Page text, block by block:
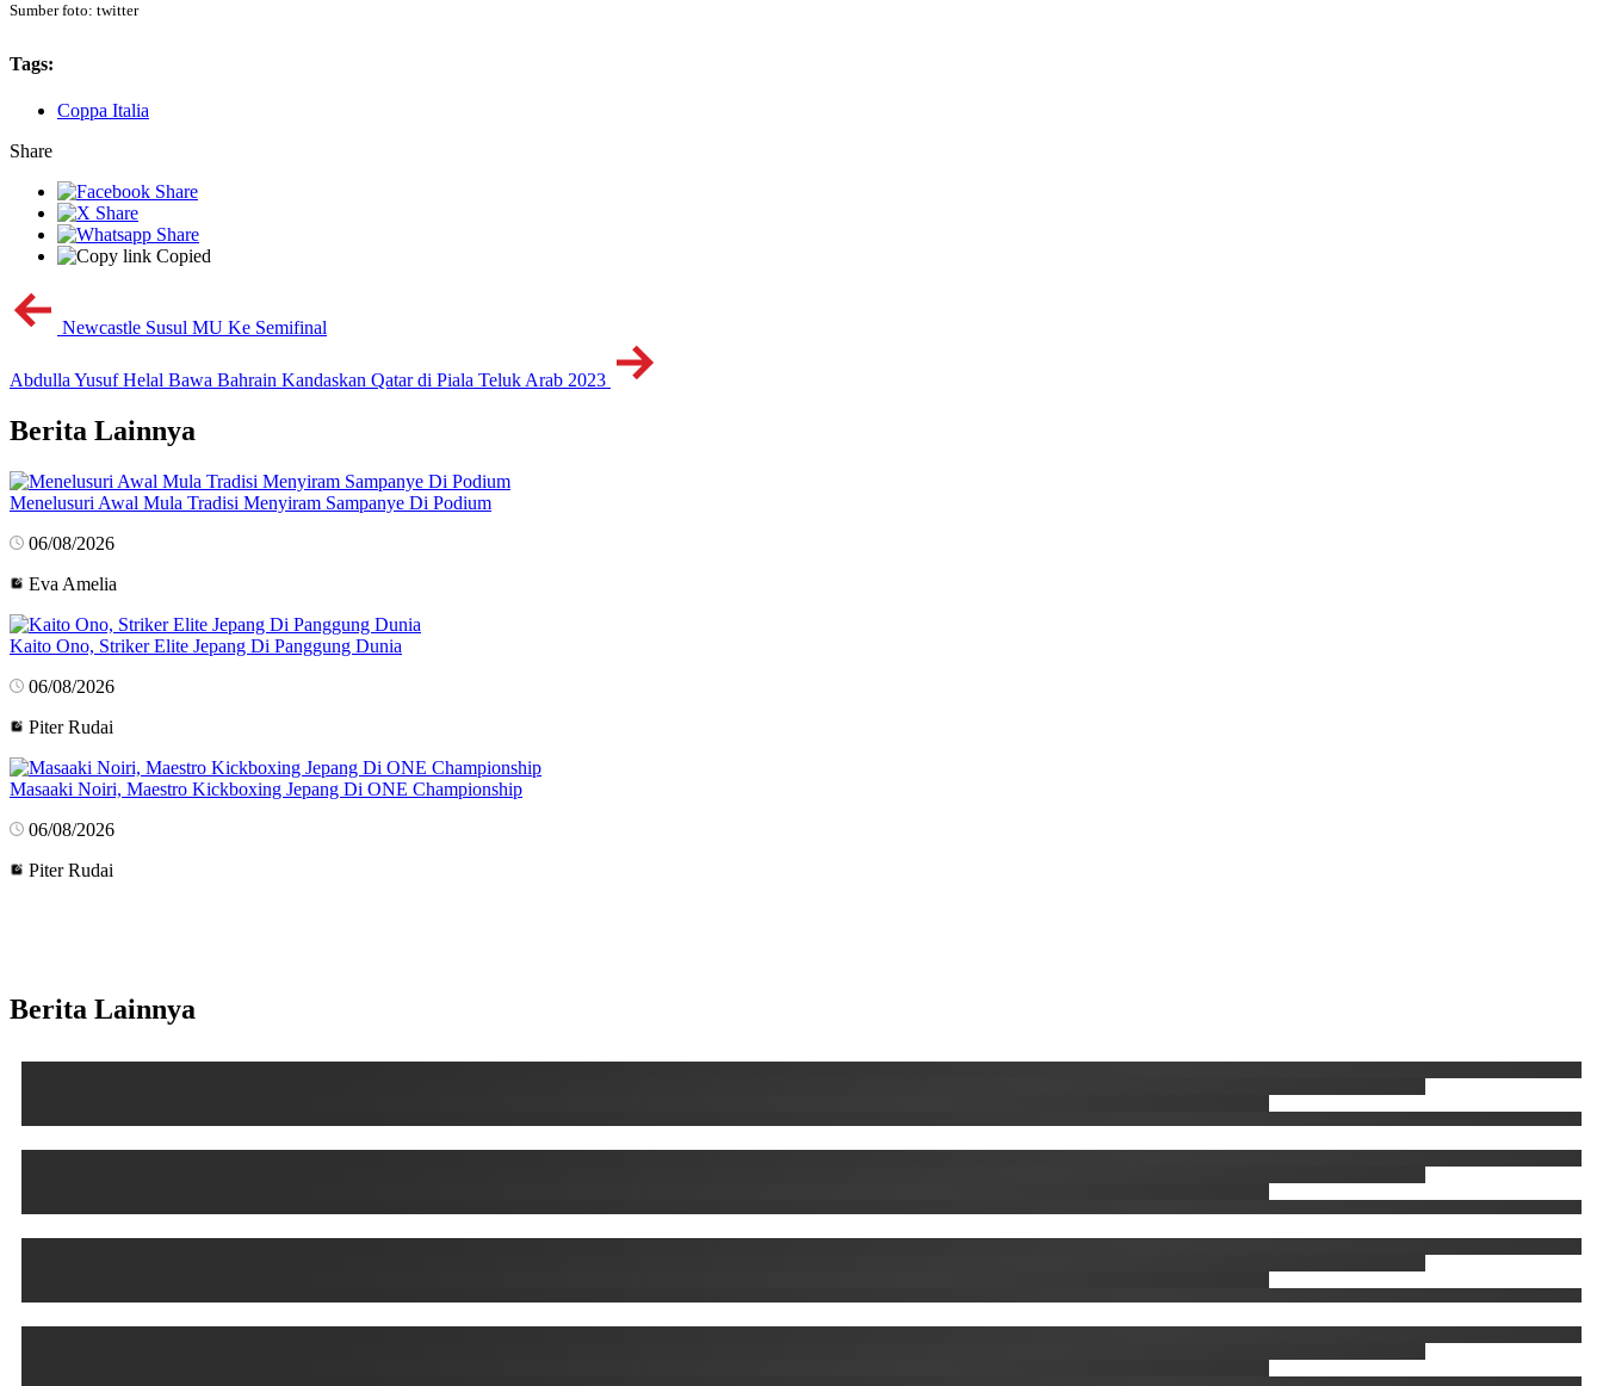
Sumber foto: twitter
Tags:
Coppa Italia
Share
Copied
Newcastle Susul MU Ke Semifinal
Abdulla Yusuf Helal Bawa Bahrain Kandaskan Qatar di Piala Teluk Arab 2023
Berita Lainnya
Menelusuri Awal Mula Tradisi Menyiram Sampanye Di Podium
06/08/2026
Eva Amelia
Kaito Ono, Striker Elite Jepang Di Panggung Dunia
06/08/2026
Piter Rudai
Masaaki Noiri, Maestro Kickboxing Jepang Di ONE Championship
06/08/2026
Piter Rudai
Berita Lainnya